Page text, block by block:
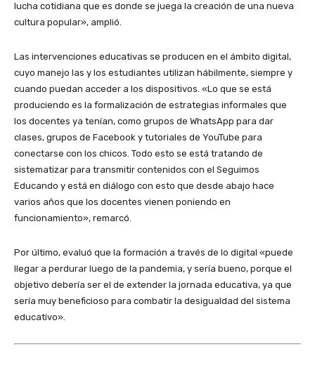
lucha cotidiana que es donde se juega la creación de una nueva
cultura popular», amplió.
Las intervenciones educativas se producen en el ámbito digital,
cuyo manejo las y los estudiantes utilizan hábilmente, siempre y
cuando puedan acceder a los dispositivos. «Lo que se está
produciendo es la formalización de estrategias informales que
los docentes ya tenían, como grupos de WhatsApp para dar
clases, grupos de Facebook y tutoriales de YouTube para
conectarse con los chicos. Todo esto se está tratando de
sistematizar para transmitir contenidos con el Seguimos
Educando y está en diálogo con esto que desde abajo hace
varios años que los docentes vienen poniendo en
funcionamiento», remarcó.
Por último, evaluó que la formación a través de lo digital «puede
llegar a perdurar luego de la pandemia, y sería bueno, porque el
objetivo debería ser el de extender la jornada educativa, ya que
sería muy beneficioso para combatir la desigualdad del sistema
educativo».